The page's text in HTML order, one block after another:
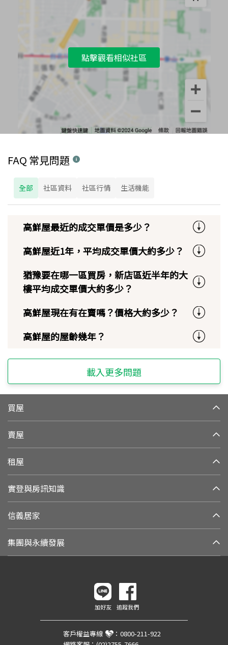
點擊觀看相似社區
FAQ 常見問題
全部 社區資料 社區行情 生活機能
高鮮屋最近的成交單價是多少？
高鮮屋近1年，平均成交單價大約多少？
猶豫要在哪一區買房，新店區近半年的大
樓平均成交單價大約多少？
高鮮屋現在有在賣嗎？價格大約多少？
高鮮屋的屋齡幾年？
載入更多問題
買屋
賣屋
租屋
實登與房訊知識
信義居家
集團與永續發展
加好友 追蹤我們
客戶權益專線 ： 0800-211-922